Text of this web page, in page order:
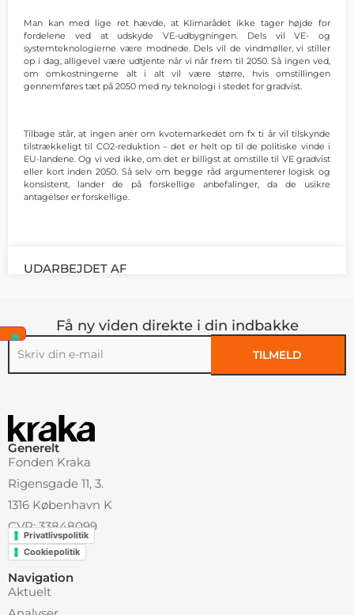
Man kan med lige ret hævde, at Klimarådet ikke tager højde for
fordelene ved at udskyde VE-udbygningen. Dels vil VE- og
systemteknologierne være modnede. Dels vil de vindmøller, vi stiller
op i dag, alligevel være udtjente når vi når frem til 2050. Så ingen ved,
om omkostningerne alt i alt vil være større, hvis omstillingen
gennemføres tæt på 2050 med ny teknologi i stedet for gradvist.
Tilbage står, at ingen aner om kvotemarkedet om fx ti år vil tilskynde
tilstrækkeligt til CO2-reduktion – det er helt op til de politiske vinde i
EU-landene. Og vi ved ikke, om det er billigst at omstille til VE gradvist
eller kort inden 2050. Så selv om begge råd argumenterer logisk og
konsistent, lander de på forskellige anbefalinger, da de usikre
antagelser er forskellige.
UDARBEJDET AF
Få ny viden direkte i din indbakke
TILMELD
Generelt
Fonden Kraka
Rigensgade 11, 3.
1316 København K
CVR: 33848099
Privatlivspolitik
Cookiepolitik
Navigation
Aktuelt